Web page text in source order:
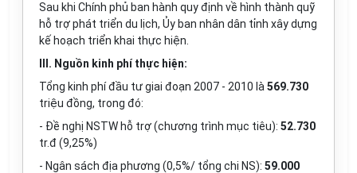
Sau khi Chính phủ ban hành quy định về hình thành quỹ
hỗ trợ phát triển du lịch, Ủy ban nhân dân tỉnh xây dựng
kế hoạch triển khai thực hiện.
III. Nguồn kinh phí thực hiện:
Tổng kinh phí đầu tư giai đoạn 2007 - 2010 là 569.730
triệu đồng, trong đó:
- Đề nghị NSTW hỗ trợ (chương trình mục tiêu): 52.730
tr.đ (9,25%)
- Ngân sách địa phương (0,5%/ tổng chi NS): 59.000